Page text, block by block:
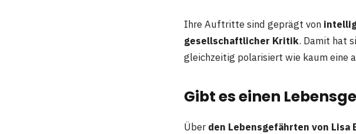
Ihre Auftritte sind geprägt von
gesellschaftlicher Kritik. Damit hat
gleichzeitig polarisiert wie kaum eine
Gibt es einen
Überden Lebensgefährten von Lisa